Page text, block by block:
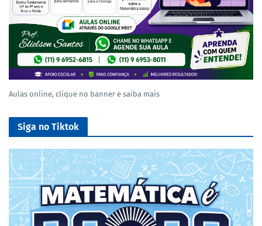
Aulas online, clique no banner e saiba mais
Siga no Tiktok